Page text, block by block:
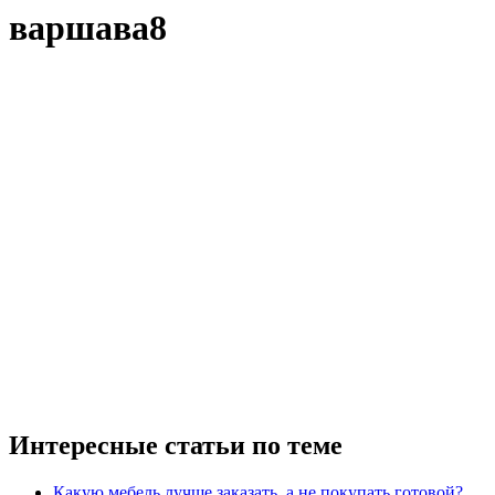
варшава8
Интересные статьи по теме